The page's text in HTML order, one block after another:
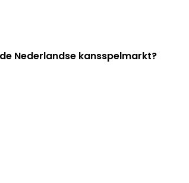
Nederlandse kansspelmarkt?